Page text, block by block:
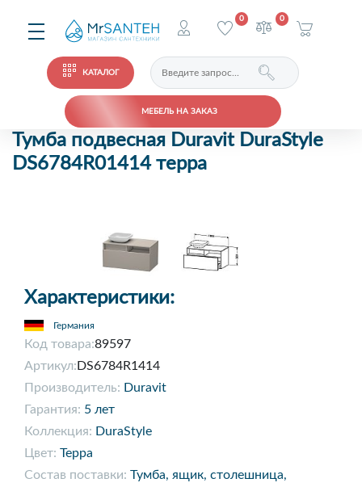
КАТАЛОГ
МЕБЕЛЬ НА ЗАКАЗ
0 0
Тумба подвесная Duravit DuraStyle
DS6784R01414 терра
Характеристики:
Германия
Код товара:89597
Артикул: DS6784R1414
Производитель: Duravit
Гарантия: 5 лет
Коллекция: DuraStyle
Цвет: Терра
Состав поставки: Тумба, ящик, столешница,